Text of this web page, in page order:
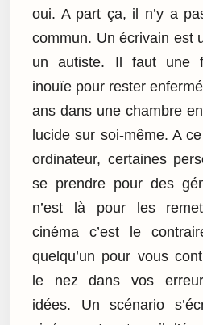
oui. A part ça, il n’y a
commun. Un écrivain est
un autiste. Il faut une
inouïe pour rester
ans dans une chambre
lucide sur soi-même. A
ordinateur, certaines
se prendre pour des
n’est là pour les
cinéma c’est le
quelqu’un pour vous
le nez dans vos
idées. Un scénario